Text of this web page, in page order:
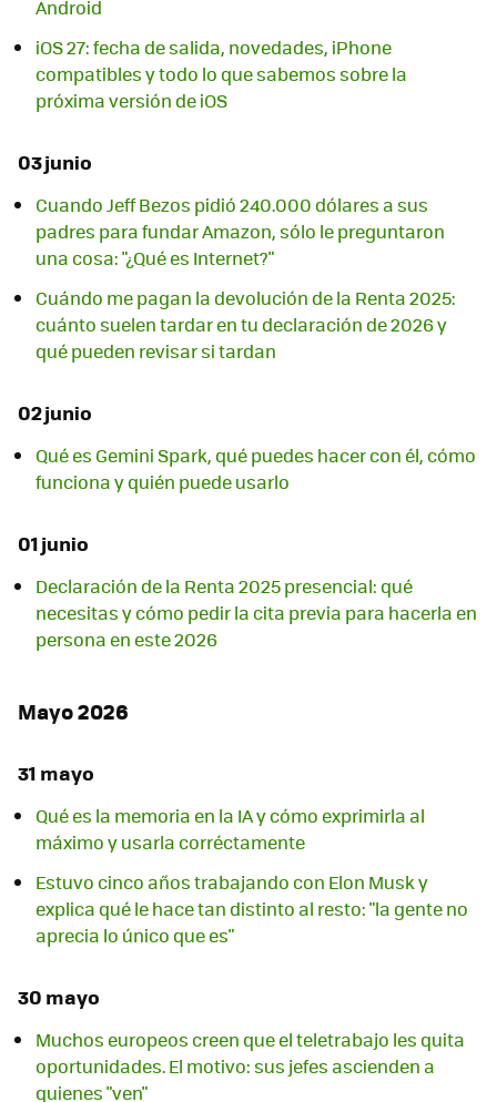
Android
iOS 27: fecha de salida, novedades, iPhone
compatibles y todo lo que sabemos sobre la
próxima versión de iOS
03 junio
Cuando Jeff Bezos pidió 240.000 dólares a sus
padres para fundar Amazon, sólo le preguntaron
una cosa: "¿Qué es Internet?"
Cuándo me pagan la devolución de la Renta 2025:
cuánto suelen tardar en tu declaración de 2026 y
qué pueden revisar si tardan
02 junio
Qué es Gemini Spark, qué puedes hacer con él, cómo
funciona y quién puede usarlo
01 junio
Declaración de la Renta 2025 presencial: qué
necesitas y cómo pedir la cita previa para hacerla en
persona en este 2026
Mayo 2026
31 mayo
Qué es la memoria en la IA y cómo exprimirla al
máximo y usarla corréctamente
Estuvo cinco años trabajando con Elon Musk y
explica qué le hace tan distinto al resto: "la gente no
aprecia lo único que es"
30 mayo
Muchos europeos creen que el teletrabajo les quita
oportunidades. El motivo: sus jefes ascienden a
quienes "ven"